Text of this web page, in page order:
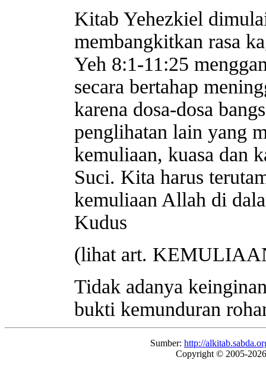
Kitab Yehezkiel
membangkitkan rasa
Yeh 8:1-11:25
secara bertahap
karena dosa-dosa
penglihatan lain yang
kemuliaan, kuasa dan
Suci. Kita harus
kemuliaan Allah di
Kudus
(lihat art.
Tidak adanya
bukti kemunduran
Sumber: http://
Copyright © 2005-